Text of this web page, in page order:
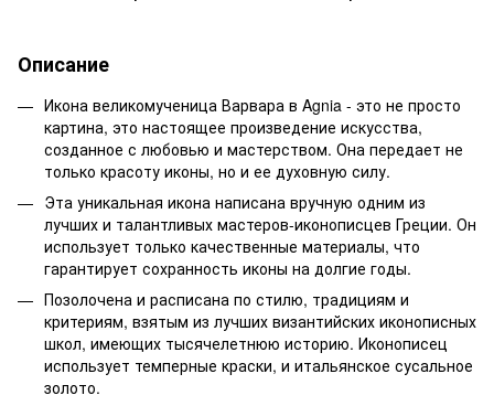
Описание
Икона великомученица Варвара в Agnia - это не просто
картина, это настоящее произведение искусства,
созданное с любовью и мастерством. Она передает не
только красоту иконы, но и ее духовную силу.
Эта уникальная икона написана вручную одним из
лучших и талантливых мастеров-иконописцев Греции. Он
использует только качественные материалы, что
гарантирует сохранность иконы на долгие годы.
Позолочена и расписана по стилю, традициям и
критериям, взятым из лучших византийских иконописных
школ, имеющих тысячелетнюю историю. Иконописец
использует темперные краски, и итальянское сусальное
золото.